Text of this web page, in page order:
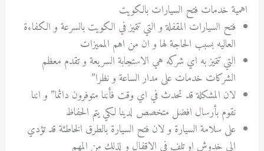
اهمية خدمات فتح السيارات بالكويت
فتح السيارات المقفلة و التي تتميز في الكويت بالسرعة و الكفاءة
العاليه بسبب الحاجة لها و ان من اهم المميزات
التي تتميز به اي شركه هي الاستجابة السريعة و تقدم معظم
الشركات خدمات على مدار الساعة و نظرا”
لان المشكلة قد تحدث في اي وقت فأننا متوفرون دائما” و اننا
نقوم بأرسال افضل متخصص لدينا لكي يتم الحفاظ
على سلامة السيارة و لان فتح السيارة بالطرق الخاطئة قد تؤدي
الى خدوش او تلف في الاقفال و لذلك من المهم